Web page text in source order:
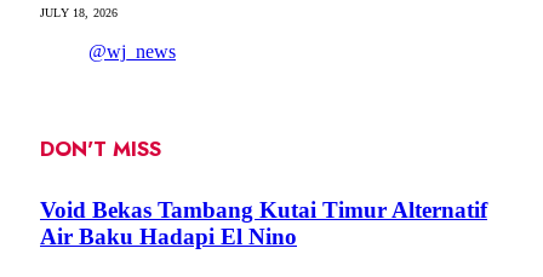
JULY 18, 2026
@wj_news
DON'T MISS
Void Bekas Tambang Kutai Timur Alternatif
Air Baku Hadapi El Nino